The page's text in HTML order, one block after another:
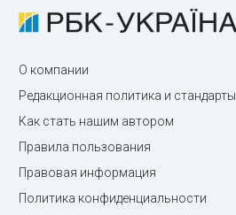
О компании
Редакционная политика и стандарты
Как стать нашим автором
Правила пользования
Правовая информация
Политика конфиденциальности